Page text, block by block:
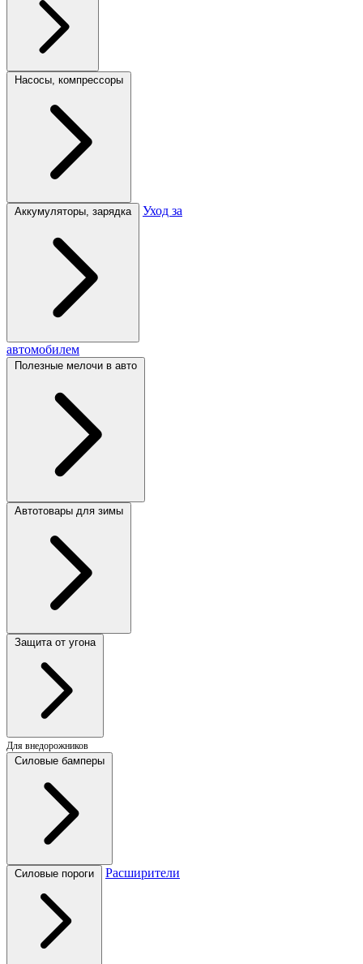
Насосы, компрессоры
Аккумуляторы, зарядка Уход за
автомобилем
Полезные мелочи в авто
Автотовары для зимы
Защита от угона
Для внедорожников
Силовые бамперы
Силовые пороги Расширители